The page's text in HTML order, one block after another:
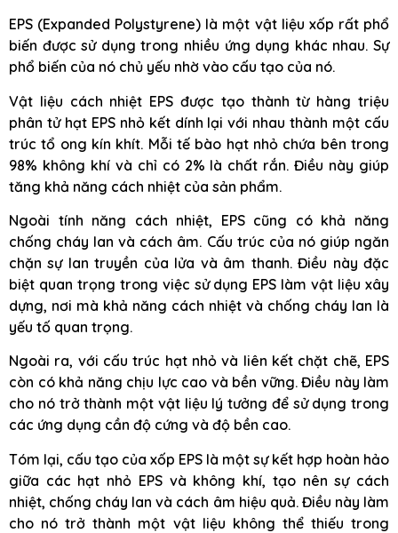
EPS (Expanded Polystyrene) là một vật liệu xốp rất phổ
biến được sử dụng trong nhiều ứng dụng khác nhau. Sự
phổ biến của nó chủ yếu nhờ vào cấu tạo của nó.
Vật liệu cách nhiệt EPS được tạo thành từ hàng triệu
phân tử hạt EPS nhỏ kết dính lại với nhau thành một cấu
trúc tổ ong kín khít. Mỗi tế bào hạt nhỏ chứa bên trong
98% không khí và chỉ có 2% là chất rắn. Điều này giúp
tăng khả năng cách nhiệt của sản phẩm.
Ngoài tính năng cách nhiệt, EPS cũng có khả năng
chống cháy lan và cách âm. Cấu trúc của nó giúp ngăn
chặn sự lan truyền của lửa và âm thanh. Điều này đặc
biệt quan trọng trong việc sử dụng EPS làm vật liệu xây
dựng, nơi mà khả năng cách nhiệt và chống cháy lan là
yếu tố quan trọng.
Ngoài ra, với cấu trúc hạt nhỏ và liên kết chặt chẽ, EPS
còn có khả năng chịu lực cao và bền vững. Điều này làm
cho nó trở thành một vật liệu lý tưởng để sử dụng trong
các ứng dụng cần độ cứng và độ bền cao.
Tóm lại, cấu tạo của xốp EPS là một sự kết hợp hoàn hảo
giữa các hạt nhỏ EPS và không khí, tạo nên sự cách
nhiệt, chống cháy lan và cách âm hiệu quả. Điều này làm
cho nó trở thành một vật liệu không thể thiếu trong